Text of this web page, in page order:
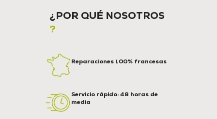
¿POR QUÉ NOSOTROS
?
Reparaciones 100% francesas
Servicio rápido: 48 horas de
media